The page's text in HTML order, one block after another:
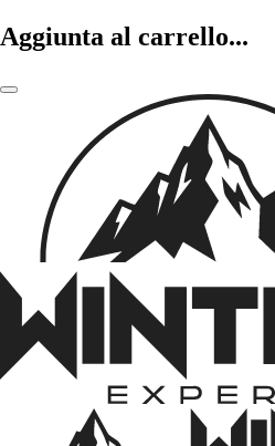
Aggiunta al carrello...